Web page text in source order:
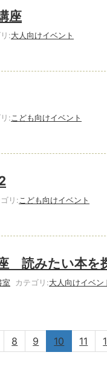
座
:大人向けイベント
: こども向けイベント
リ: こども向けイベント
読みたい本を
室 カテゴリ:大人向けイベン
8 9 10 11